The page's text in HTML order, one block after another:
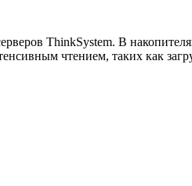
ThinkSystem. В
чтением, таких как